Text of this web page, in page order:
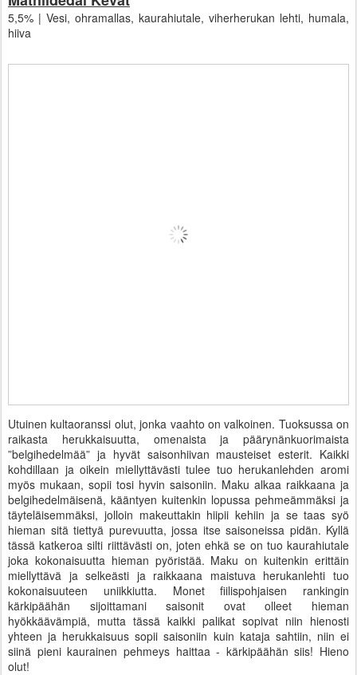
5,5% | Vesi, ohramallas, kaurahiutale, viherherukan lehti, humala,
hiiva
Utuinen kultaoranssi olut, jonka vaahto on valkoinen. Tuoksussa on
raikasta herukkaisuutta, omenaista ja päärynänkuorimaista
”belgihedelmää” ja hyvät saisonhiivan mausteiset esterit. Kaikki
kohdillaan ja oikein miellyttävästi tulee tuo herukanlehden aromi
myös mukaan, sopii tosi hyvin saisoniin. Maku alkaa raikkaana ja
belgihedelmäisenä, kääntyen kuitenkin lopussa pehmeämmäksi ja
täyteläisemmäksi, jolloin makeuttakin hiipii kehiin ja se taas syö
hieman sitä tiettyä purevuutta, jossa itse saisoneissa pidän. Kyllä
tässä katkeroa silti riittävästi on, joten ehkä se on tuo kaurahiutale
joka kokonaisuutta hieman pyöristää. Maku on kuitenkin erittäin
miellyttävä ja selkeästi ja raikkaana maistuva herukanlehti tuo
kokonaisuuteen uniikkiutta. Monet fiilispohjaisen rankingin
kärkipäähän sijoittamani saisonit ovat olleet hieman
hyökkäävämpiä, mutta tässä kaikki palikat sopivat niin hienosti
yhteen ja herukkaisuus sopii saisoniin kuin kataja sahtiin, niin ei
siinä pieni kaurainen pehmeys haittaa - kärkipäähän siis! Hieno
olut!